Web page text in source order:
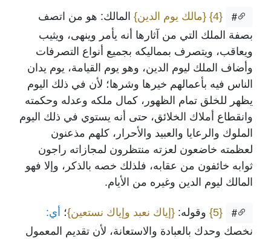
#
{4} {مالك يوم الدين} المالك: هو من اتصف
بصفة الملك التي من آثارها أنه يأمر وينهى، ويثيب
ويعاقب، ويتصرف بمماليكه بجميع أنواع التصرفات
وأضاف الملك ليوم الدين، وهو يوم القيامة، يوم يدان
الناس فيه بأعمالهم خيرها وشرها؛ لأن في ذلك اليوم
يظهر للخلق تمام الظهور، كمال ملكه وعدله وحكمته
وانقطاع أملاك الخلائق، حتى أنه يستوي في ذلك اليوم
الملوك والرعايا والعبيد والأحرار، كلهم مذعنون
لعظمته خاضعون لعزته منتظرون لمجازاته راجون
ثوابه خائفون من عقابه، فلذلك خصه بالذكر، وإلا فهو
المالك ليوم الدين وغيره من الأيام.
#
{5} وقوله: {إياك نعبد وإياك نستعين}؛ أي:
نخصك وحدك بالعبادة والاستعانة، لأن تقديم المعمول